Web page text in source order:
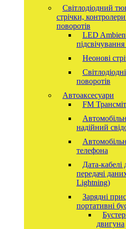
Світлодіодний
стрічки,
поворотів
LED
Неонові
поворотів
Автоаксесуари
FM
надійний
телефона
Дата-кабелі
передачі
Lightning)
Зарядні
портативні
двигуна